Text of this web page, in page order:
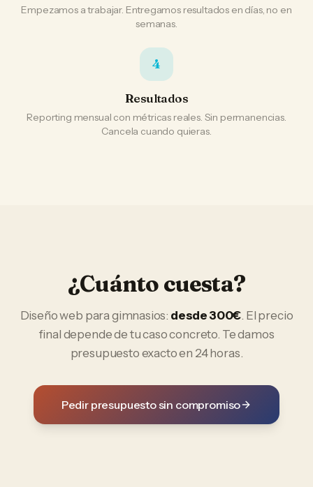
Empezamos a trabajar. Entregamos resultados en días, no en
semanas.
4
Resultados
Reporting mensual con métricas reales. Sin permanencias.
Cancela cuando quieras.
¿Cuánto cuesta?
Diseño web paragimnasios: desde 300€. El precio
final depende de tu caso concreto. Te damos
presupuesto exacto en 24 horas.
Pedir presupuesto sin compromiso